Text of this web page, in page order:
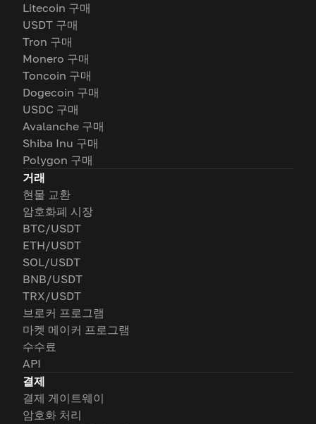
Litecoin 구매
USDT 구매
Tron 구매
Monero 구매
Toncoin 구매
Dogecoin 구매
USDC 구매
Avalanche 구매
Shiba Inu 구매
Polygon 구매
거래
현물 교환
암호화폐 시장
BTC/USDT
ETH/USDT
SOL/USDT
BNB/USDT
TRX/USDT
브로커 프로그램
마켓 메이커 프로그램
수수료
API
결제
결제 게이트웨이
암호화 처리